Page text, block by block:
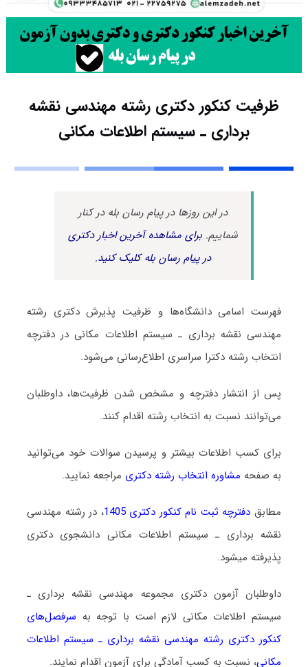
ظرفیت کنکور دکتری رشته مهندسی نقشه
برداری ـ ﺳﻴﺴﺘﻢ اﻃﻼﻋﺎت مکانی
در این روزها در پیام رسان بله در کنار
شماییم.برای مشاهده آخرین اخبار دکتری
در پیام رسان بله کلیک کنید.
فهرست اسامی دانشگاه‌ها و ظرفیت پذیرش دکتری رشته
مهندسی نقشه برداری ـ ﺳﻴﺴﺘﻢ اﻃﻼﻋﺎت مکانی در دفترچه
انتخاب رشته دکترا سراسری اطلاع‌رسانی می‌شود.
پس از انتشار دفترچه و مشخص شدن ظرفیت‌ها، داوطلبان
می‌توانند نسبت به انتخاب رشته اقدام کنند.
برای کسب اطلاعات بیشتر و پرسیدن سوالات خود می‌توانید
به صفحه مشاوره انتخاب رشته دکتری مراجعه نمایید.
مطابق دفترچه ثبت نام کنکور دکتری 1405
، در رشته مهندسی
نقشه برداری ـ ﺳﻴﺴﺘﻢ اﻃﻼﻋﺎت مکانی دانشجوی دکتری
پذیرفته میشود.
داوطلبان آزمون دکتری مجموعه مهندسی نقشه برداری ـ
ﺳﻴﺴﺘﻢ اﻃﻼﻋﺎت مکانی لازم است با توجه به سرفصل‌های
کنکور دکتری رشته مهندسی نقشه برداری ـ ﺳﻴﺴﺘﻢ اﻃﻼﻋﺎت
مکانی، نسبت به کسب آمادگی برای آزمون اقدام نمایند.